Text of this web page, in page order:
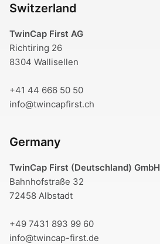
Switzerland
TwinCap First AG
Richtiring 26
8304 Wallisellen
+41 44 666 50 50
info@twincapfirst.ch
Germany
TwinCap First (Deutschland) GmbH
Bahnhofstraße 32
72458 Albstadt
+49 7431 893 99 60
info@twincap-first.de